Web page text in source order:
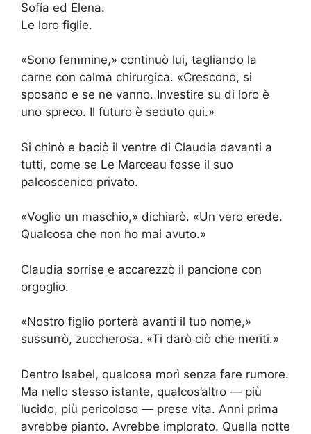
Sofía ed Elena.
Le loro figlie.
«Sono femmine,» continuò lui, tagliando la
carne con calma chirurgica. «Crescono, si
sposano e se ne vanno. Investire su di loro è
uno spreco. Il futuro è seduto qui.»
Si chinò e baciò il ventre di Claudia davanti a
tutti, come se Le Marceau fosse il suo
palcoscenico privato.
«Voglio un maschio,» dichiarò. «Un vero erede.
Qualcosa che non ho mai avuto.»
Claudia sorrise e accarezzò il pancione con
orgoglio.
«Nostro figlio porterà avanti il tuo nome,»
sussurrò, zuccherosa. «Ti darò ciò che meriti.»
Dentro Isabel, qualcosa morì senza fare rumore.
Ma nello stesso istante, qualcos’altro — più
lucido, più pericoloso — prese vita. Anni prima
avrebbe pianto. Avrebbe implorato. Quella notte